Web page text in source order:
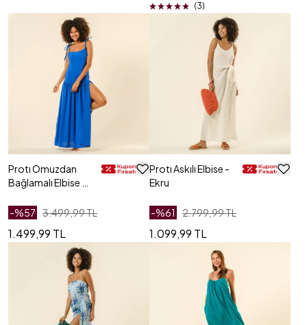
(3)
Protı Omuzdan
Bağlamalı Elbise -
-%57 3.499,99 TL
1.499,99 TL
Protı Askılı Elbise -
Ekru
-%61 2.799,99 TL
1.099,99 TL